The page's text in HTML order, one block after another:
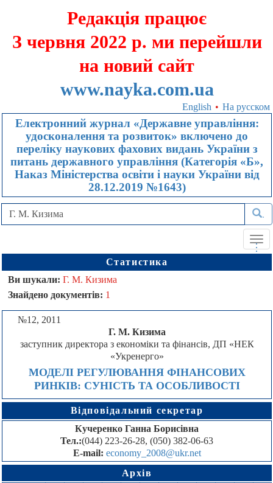
Редакція працює
З червня 2022 р. ми перейшли
на новий сайт
www.nayka.com.ua
English • На русском
Електронний журнал «Державне управління:
удосконалення та розвиток» включено до
переліку наукових фахових видань України з
питань державного управління (Категорія «Б»,
Наказ Міністерства освіти і науки України від
28.12.2019 №1643)
...
Статистика
Ви шукали: Г. М. Кизима
Знайдено документів: 1
№12, 2011
Г. М. Кизима
заступник директора з економіки та фінансів, ДП «НЕК
«Укренерго»
МОДЕЛІ РЕГУЛЮВАННЯ ФІНАНСОВИХ
РИНКІВ: СУНІСТЬ ТА ОСОБЛИВОСТІ
Відповідальний секретар
Кучеренко Ганна Борисівна
Тел.:(044) 223-26-28, (050) 382-06-63
E-mail: economy_2008@ukr.net
Архів